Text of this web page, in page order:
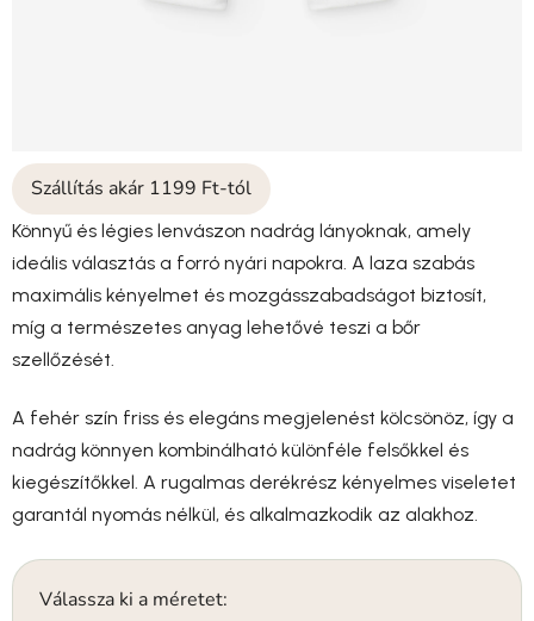
Szállítás akár 1199 Ft-tól
Könnyű és légies lenvászon nadrág lányoknak, amely
ideális választás a forró nyári napokra. A laza szabás
maximális kényelmet és mozgásszabadságot biztosít,
míg a természetes anyag lehetővé teszi a bőr
szellőzését.
A fehér szín friss és elegáns megjelenést kölcsönöz, így a
nadrág könnyen kombinálható különféle felsőkkel és
kiegészítőkkel. A rugalmas derékrész kényelmes viseletet
garantál nyomás nélkül, és alkalmazkodik az alakhoz.
Válassza ki a méretet: